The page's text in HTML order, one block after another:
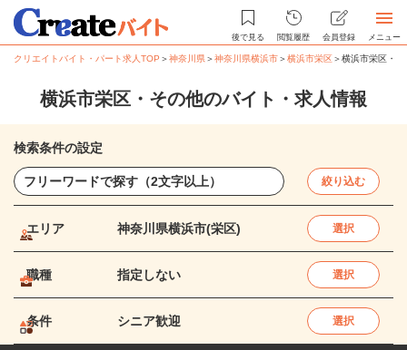
後で見る 閲覧履歴 会員登録 メニュー
クリエイトバイト・パート求人TOP ＞神奈川県＞神奈川県横浜市＞横浜市栄区＞横浜市栄区・
横浜市栄区・その他のバイト・求人情報
検索条件の設定
絞り込む
エリア 神奈川県横浜市(栄区) 選択
職種 指定しない 選択
条件 シニア歓迎 選択